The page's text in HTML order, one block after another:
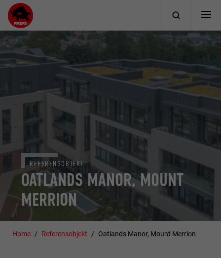
OATLANDS MANOR, MOUNT
MERRION
REFERENSOBJEKT
Home Referensobjekt Oatlands Manor, Mount Merrion